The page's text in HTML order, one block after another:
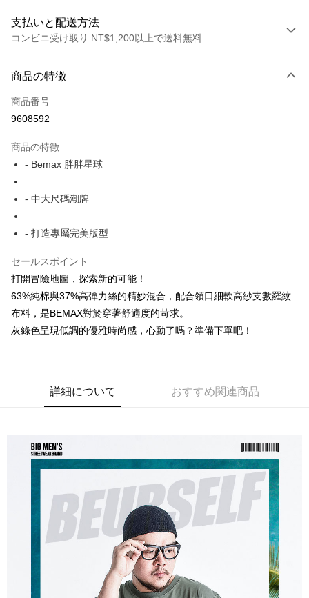
支払いと配送方法
コンビニ受け取り NT$1,200以上で送料無料
クレジットカード1回払い
コンビニ店頭代金引換
Apple Pay
JKOPAY
AFTEE代金後払い
一、 AFTEE代金後払いについて
1.お支払い方法でAFTEE代金後払いを選択すると、携帯電話認証ウィンド
ウが表示されます。
3.注文するときのお支払いは不要です。商品はご指定の住所に配送されま
す。
グでお支払いください。
まで延長できます。
お支払期限は、ショップが請求した期日と、AFTEEで延長できる日数をも
とに計算されます。AFTEEで注文すると、商品を受け取るまで支払い期限
を延長できますが、商品を期限内に受け取れない場合があります（例：予
約商品や商品到着日が比較的遅い商品）。そのため、商品到着の有無に関
わらず、AFTEEで指定された期限内にお支払いください。
二、支払い限度額
1.初回 AFTEEを ご利用の際に、認証結果及び当社の審査の結果に基づ
き、限度額が設定されます。
2.決済金額は最低NT$20です。
3.現在、台湾の会員のみご利用いただけます。
ATM払い
配送方法
全家付款取貨
配送毎にNT$80、NT$1,200以上で送料無料
配送毎にNT$80、NT$1,200以上で送料無料
商品の特徴
商品番号
9608592
商品の特徴
- Bemax 胖胖星球
- 中大尺碼潮牌
- 打造專屬完美版型
セールスポイント
打開冒險地圖，探索新的可能！
63%純棉與37%高彈力絲的精妙混合，配合領口細軟高紗支數羅紋
布料，是BEMAX對於穿著舒適度的苛求。
灰綠色呈現低調的優雅時尚感，心動了嗎？準備下單吧！
詳細について おすすめ関連商品